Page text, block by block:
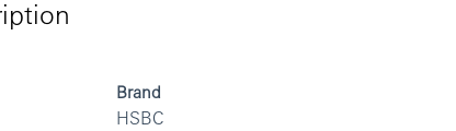
Brand
HSBC